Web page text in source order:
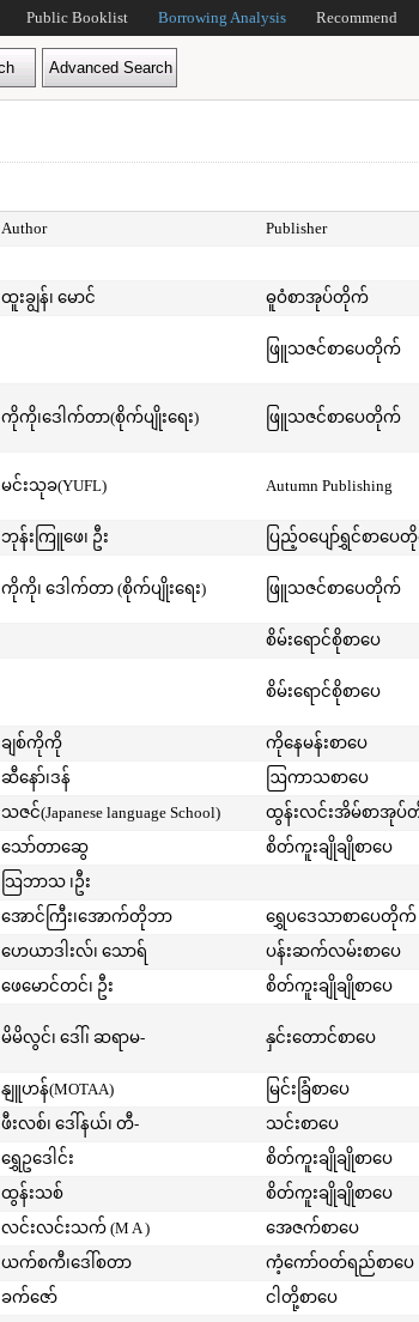
Public Booklist Borrowing Analysis Recommend
Author
Publisher
ထူးချွန်၊ မောင် ဓူဝံစာအုပ်တိုက်
ဖြူသဇင်စာပေတိုက်
ကိုကို၊ဒေါက်တာ(စိုက်ပျိုးရေး) ဖြူသဇင်စာပေတိုက်
မင်းသုခ(YUFL) Autumn Publishing
ဘုန်းကြူဖေ၊ ဦး ပြည့်ဝပျော်ရွှင်စာပေ
ကိုကို၊ ဒေါက်တာ (စိုက်ပျိုးရေး) ဖြူသဇင်စာပေတိုက်
စိမ်းရောင်စိုစာပေ
စိမ်းရောင်စိုစာပေ
ချစ်ကိုကို
ကိုနေမန်းစာပေ
ဆီနော်၊ဒန်
ဩကာသစာပေ
သဇင်(Japanese language School)
ထွန်းလင်းအိမ်စာအု
သော်တာဆွေ
စိတ်ကူးချိုချိုစာပေ
သြဘာသ ၊ဦး
အောင်ကြီး၊အောက်တိုဘာ
ရွှေပဒေသာစာပေတိုက်
ဟေယာဒါးလ်၊ သောရ်
ပန်းဆက်လမ်းစာပေ
ဖေမောင်တင်၊ ဦး စိတ်ကူးချိုချိုစာပေ
မိမိလွင်၊ ဒေါ်၊ ဆရာမ- နှင်းတောင်စာပေ
နျူဟန်(MOTAA)
မြင်းခြံစာပေ
ဖီးလစ်၊ ဒေါ်နယ်၊ တီ-
သင်းစာပေ
ရွှေဥဒေါင်း
စိတ်ကူးချိုချိုစာပေ
ထွန်းသစ်
စိတ်ကူးချိုချိုစာပေ
လင်းလင်းသက် (M A )
အေဇက်စာပေ
ယက်စကီ၊ဒေါ်စတာ
ကံ့ကော်ဝတ်ရည်စာပေ
ခက်ဇော်
ငါတို့စာပေ